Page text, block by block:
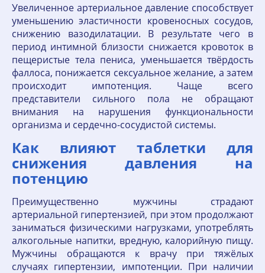
Увеличенное артериальное давление способствует
уменьшению эластичности кровеносных сосудов,
снижению вазодилатации. В результате чего в
период интимной близости снижается кровоток в
пещеристые тела пениса, уменьшается твёрдость
фаллоса, понижается сексуальное желание, а затем
происходит импотенция. Чаще всего
представители сильного пола не обращают
внимания на нарушения функциональности
организма и сердечно-сосудистой системы.
Как влияют таблетки для
снижения давления на
потенцию
Преимущественно мужчины страдают
артериальной гипертензией, при этом продолжают
заниматься физическими нагрузками, употреблять
алкогольные напитки, вредную, калорийную пищу.
Мужчины обращаются к врачу при тяжёлых
случаях гипертензии, импотенции. При наличии